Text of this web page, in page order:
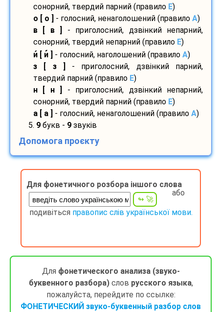
сонорний, твердий парний (правило E)
о [ о ]
- голосний, ненаголошений (правило A)
в [ в ]
- приголосний, дзвінкий непарний,
сонорний, твердий непарний (правило E)
и [ и - голосний, наголошений (правило A)
з [ з ]
- приголосний, дзвінкий парний,
твердий парний (правило E)
н [ н ]
- приголосний, дзвінкий непарний,
сонорний, твердий парний (правило E)
а [ а ]
- голосний, ненаголошений (правило A)
5. 9 букв - 9 звуків
Допомога проєкту
Для фонетичного розбора іншого слова
або
подивіться правопис слів української мови.
Для фонетического анализа (звуко-
буквенного разбора)слов русского языка,
пожалуйста, перейдите по ссылке:
ФОНЕТИЧЕСКИЙ звуко-буквенный разбор слов